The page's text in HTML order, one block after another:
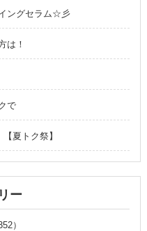
ングセラム☆彡
は！
で
夏トク祭】
ー
）